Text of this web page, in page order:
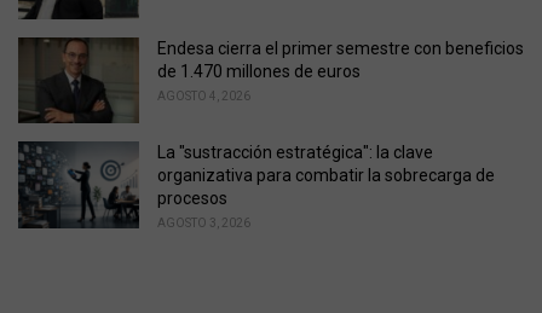
Endesa cierra el primer semestre con beneficios
de 1.470 millones de euros
AGOSTO 4, 2026
La "sustracción estratégica": la clave
organizativa para combatir la sobrecarga de
procesos
AGOSTO 3, 2026